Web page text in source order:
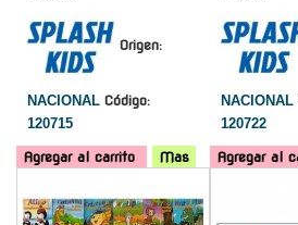
Origen:
NACIONAL Código:
120715
Agregar al carrito Mas
NACIONAL
120722
Agregar al